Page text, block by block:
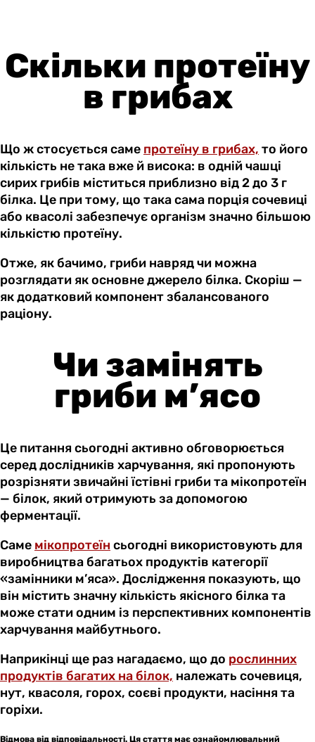
Скільки протеїну
в грибах
Що ж стосується саме протеїну в грибах, то його
кількість не така вже й висока: в одній чашці
сирих грибів міститься приблизно від 2 до 3 г
білка. Це при тому, що така сама порція сочевиці
або квасолі забезпечує організм значно більшою
кількістю протеїну.
Отже, як бачимо, гриби навряд чи можна
розглядати як основне джерело білка. Скоріш —
як додатковий компонент збалансованого
раціону.
Чи замінять
гриби м’ясо
Це питання сьогодні активно обговорюється
серед дослідників харчування, які пропонують
розрізняти звичайні їстівні гриби та мікопротеїн
— білок, який отримують за допомогою
ферментації.
Саме мікопротеїн сьогодні використовують для
виробництва багатьох продуктів категорії
«замінники м’яса». Дослідження показують, що
він містить значну кількість якісного білка та
може стати одним із перспективних компонентів
харчування майбутнього.
Наприкінці ще раз нагадаємо, що до рослинних
продуктів багатих на білок, належать сочевиця,
нут, квасоля, горох, соєві продукти, насіння та
горіхи.
Відмова від відповідальності. Ця стаття має ознайомлювальний